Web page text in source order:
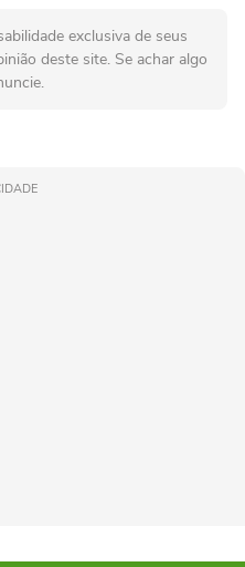
exclusiva de seus
deste site. Se achar algo